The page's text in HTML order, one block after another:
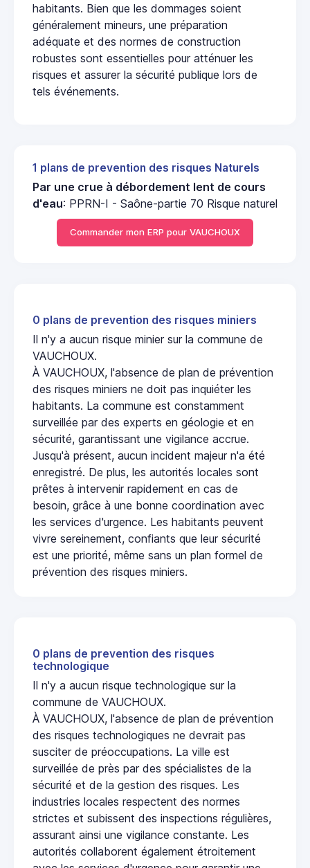
habitants. Bien que les dommages soient
généralement mineurs, une préparation
adéquate et des normes de construction
robustes sont essentielles pour atténuer les
risques et assurer la sécurité publique lors de
tels événements.
1 plans de prevention des risques Naturels
Par une crue à débordement lent de cours
d'eau: PPRN-I - Saône-partie 70 Risque naturel
Commander mon ERP pour VAUCHOUX
0 plans de prevention des risques miniers
Il n'y a aucun risque minier sur la commune de
VAUCHOUX.
À VAUCHOUX, l'absence de plan de prévention
des risques miniers ne doit pas inquiéter les
habitants. La commune est constamment
surveillée par des experts en géologie et en
sécurité, garantissant une vigilance accrue.
Jusqu'à présent, aucun incident majeur n'a été
enregistré. De plus, les autorités locales sont
prêtes à intervenir rapidement en cas de
besoin, grâce à une bonne coordination avec
les services d'urgence. Les habitants peuvent
vivre sereinement, confiants que leur sécurité
est une priorité, même sans un plan formel de
prévention des risques miniers.
0 plans de prevention des risques
technologique
Il n'y a aucun risque technologique sur la
commune de VAUCHOUX.
À VAUCHOUX, l'absence de plan de prévention
des risques technologiques ne devrait pas
susciter de préoccupations. La ville est
surveillée de près par des spécialistes de la
sécurité et de la gestion des risques. Les
industries locales respectent des normes
strictes et subissent des inspections régulières,
assurant ainsi une vigilance constante. Les
autorités collaborent également étroitement